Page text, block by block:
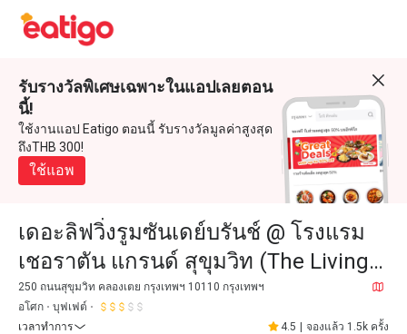
รับรางวัลพิเศษเฉพาะในแอปเลยตอน
นี้!
ใช้งานแอป Eatigo ตอนนี้ รับรางวัลมูลค่าสูงสุด
ถึงTHB 300!
ใช้แอพ
เดอะลิฟวิ่งรูมซันเดย์บรันช์ @ โรงแรม
เชอราตัน แกรนด์ สุขุมวิท (The Living
Room @ Sheraton Grande Sukhumvit
Hotel)
250 ถนนสุขุมวิท คลองเตย กรุงเทพฯ 10110 กรุงเทพฯ
อโศก
บุฟเฟต์
เวลาทำการ
4.5 จองแล้ว 1.5k ครั้ง